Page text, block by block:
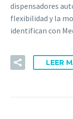
dispensadores
flexibilidad y la
identifican con
LEER